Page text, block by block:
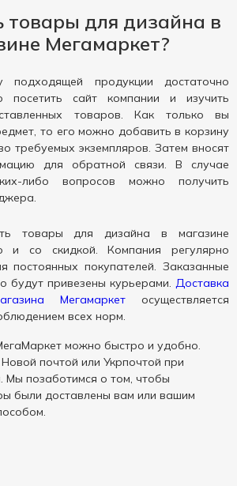
товары для дизайна в
Мегамаркет?
подходящей продукции достаточно
посетить сайт компании и изучить
товаров. Как только вы
то его можно добавить в корзину
требуемых экземпляров. Затем вносят
для обратной связи. В случае
либо вопросов можно получить
товары для дизайна в магазине
и со скидкой. Компания регулярно
постоянных покупателей. Заказанные
будут привезены курьерами. Доставка
Мегамаркет осуществляется
всех норм.
можно быстро и удобно.
почтой или Укрпочтой при
Мы позаботимся о том, чтобы
были доставлены вам или вашим